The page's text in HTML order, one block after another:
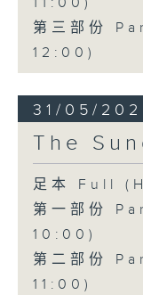
第三部份
12:00)
31/05/
The
足本 Full
第一部份
10:00)
第二部份
11:00)